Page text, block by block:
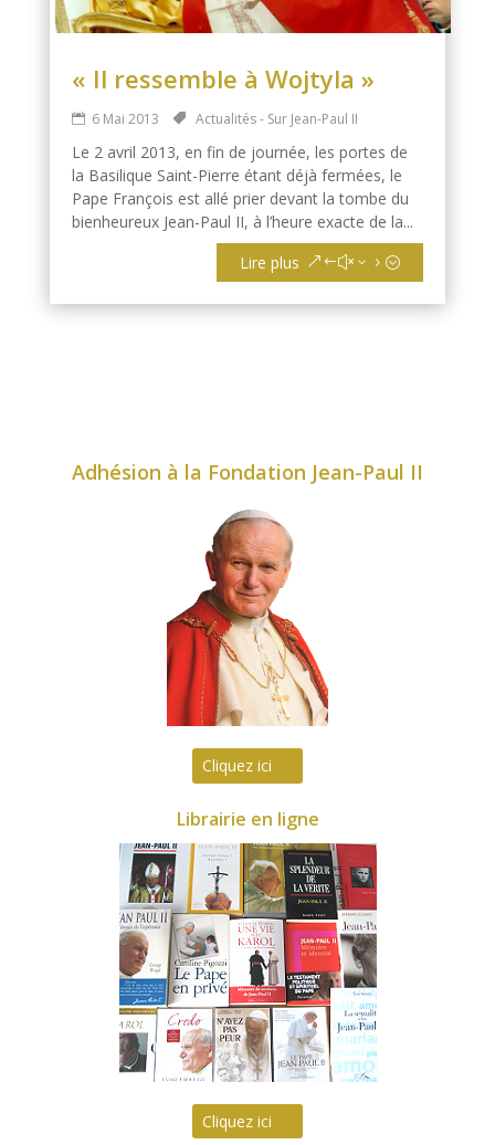
« Il ressemble à Wojtyla »
6 Mai 2013 Actualités - Sur Jean-Paul II
Le 2 avril 2013, en fin de journée, les portes de
la Basilique Saint-Pierre étant déjà fermées, le
Pape François est allé prier devant la tombe du
bienheureux Jean-Paul II, à l’heure exacte de la...
Lire plus
Adhésion à la Fondation Jean-Paul II
Cliquez ici
Librairie en ligne
Cliquez ici